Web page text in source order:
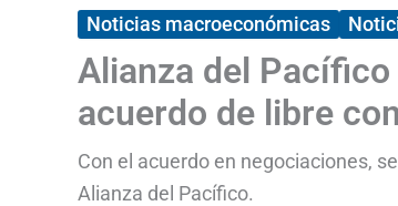
Noticias macroeconómicas
Alianza del
acuerdo de libre
Con el acuerdo en negociaciones,
Alianza del Pacífico.